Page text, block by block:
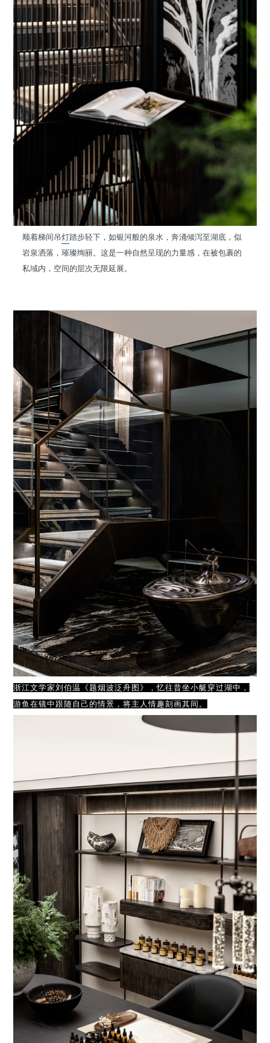
顺着梯间吊灯踏步轻下，如银河般的泉水，奔涌倾泻至湖底，似
岩泉洒落，璀璨绚丽。这是一种自然呈现的力量感，在被包裹的
私域内，空间的层次无限延展。
浙江文学家刘伯温《题烟波泛舟图》，忆往昔坐小艇穿过湖中，
游鱼在镜中跟随自己的情景，将主人情趣刻画其间。